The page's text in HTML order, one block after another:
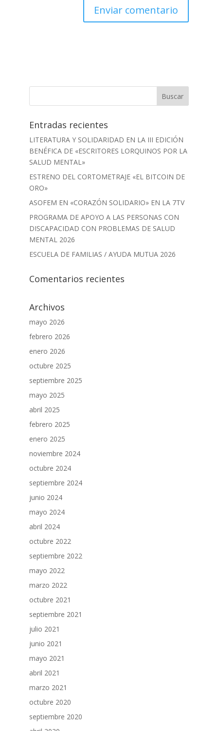
Entradas recientes
LITERATURA Y SOLIDARIDAD EN LA III EDICIÓN
BENÉFICA DE «ESCRITORES LORQUINOS POR LA
SALUD MENTAL»
ESTRENO DEL CORTOMETRAJE «EL BITCOIN DE
ORO»
ASOFEM EN «CORAZÓN SOLIDARIO» EN LA 7TV
PROGRAMA DE APOYO A LAS PERSONAS CON
DISCAPACIDAD CON PROBLEMAS DE SALUD
MENTAL 2026
ESCUELA DE FAMILIAS / AYUDA MUTUA 2026
Comentarios recientes
Archivos
mayo 2026
febrero 2026
enero 2026
octubre 2025
septiembre 2025
mayo 2025
abril 2025
febrero 2025
enero 2025
noviembre 2024
octubre 2024
septiembre 2024
junio 2024
mayo 2024
abril 2024
octubre 2022
septiembre 2022
mayo 2022
marzo 2022
octubre 2021
septiembre 2021
julio 2021
junio 2021
mayo 2021
abril 2021
marzo 2021
octubre 2020
septiembre 2020